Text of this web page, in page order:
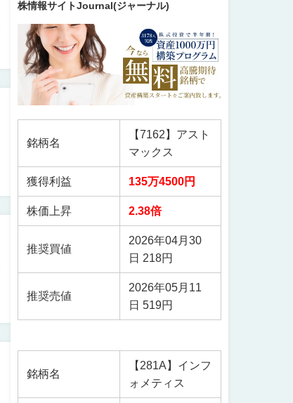
株情報サイトJournal(ジャーナル)
銘柄名
【7162】アスト
マックス
獲得利益 135万4500円
株価上昇 2.38倍
推奨買値
2026年04月30
日 218円
推奨売値
2026年05月11
日 519円
銘柄名
【281A】インフ
ォメティス